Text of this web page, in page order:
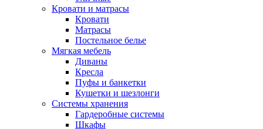
Кровати и матрасы
Кровати
Матрасы
Постельное белье
Мягкая мебель
Диваны
Кресла
Пуфы и банкетки
Кушетки и шезлонги
Системы хранения
Гардеробные системы
Шкафы